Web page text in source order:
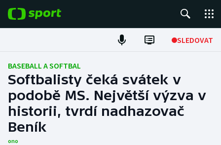
SLEDOVAT
Fotbal
Hokej
Tenis
Atletika
BASEBALL A SOFTBAL
Softbalisty čeká svátek v
podobě MS. Největší výzva v
historii, tvrdí nadhazovač
Beník
ono